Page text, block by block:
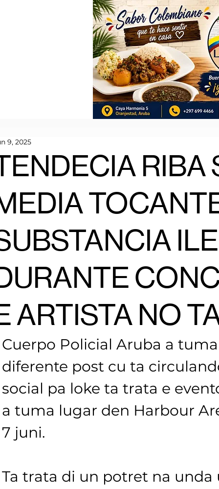
RIBA
ARTISTA NO
9, 2025
Cuerpo Policial Aruba a
diferente post cu ta
social pa loke ta trata e
a tuma lugar den Harbour
7 juni.
Ta trata di un potret na